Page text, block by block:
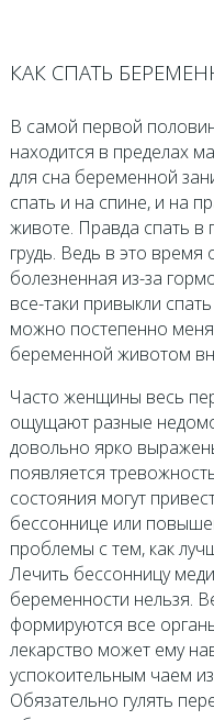
КАК СПАТЬ
В самой первой
находится в пределах
для сна беременной
спать и на спине, и на
животе. Правда спать
грудь. Ведь в это
болезненная из-за
все-таки привыкли
можно постепенно
беременной животом
Часто женщины весь
ощущают разные
довольно ярко
появляется
состояния могут
бессоннице или
проблемы с тем, как
Лечить бессонницу
беременности нельзя.
формируются все
лекарство может ему
успокоительным чаем
Обязательно гулять